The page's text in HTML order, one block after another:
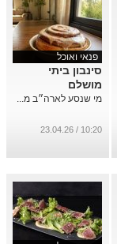
פנאי ואוכל
סינבון ביתי
מושלם
מי שנסע לארה״ב מ...
10:20 / 23.04.26